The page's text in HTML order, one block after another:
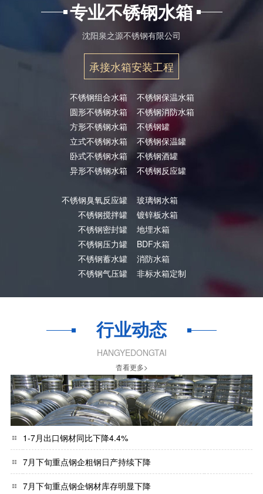
专业不锈钢水箱
沈阳泉之源不锈钢有限公司
承接水箱安装工程
不锈钢组合水箱
圆形不锈钢水箱
方形不锈钢水箱
立式不锈钢水箱
卧式不锈钢水箱
异形不锈钢水箱
不锈钢臭氧反应罐
不锈钢搅拌罐
不锈钢密封罐
不锈钢压力罐
不锈钢蓄水罐
不锈钢气压罐
不锈钢保温水箱
不锈钢消防水箱
不锈钢罐
不锈钢保温罐
不锈钢酒罐
不锈钢反应罐
玻璃钢水箱
镀锌板水箱
地埋水箱
BDF水箱
消防水箱
非标水箱定制
行业动态
HANGYEDONGTAI
杳看更多>
1-7月出口钢材同比下降4.4%
7月下旬重点钢企粗钢日产持续下降
7月下旬重点钢企钢材库存明显下降